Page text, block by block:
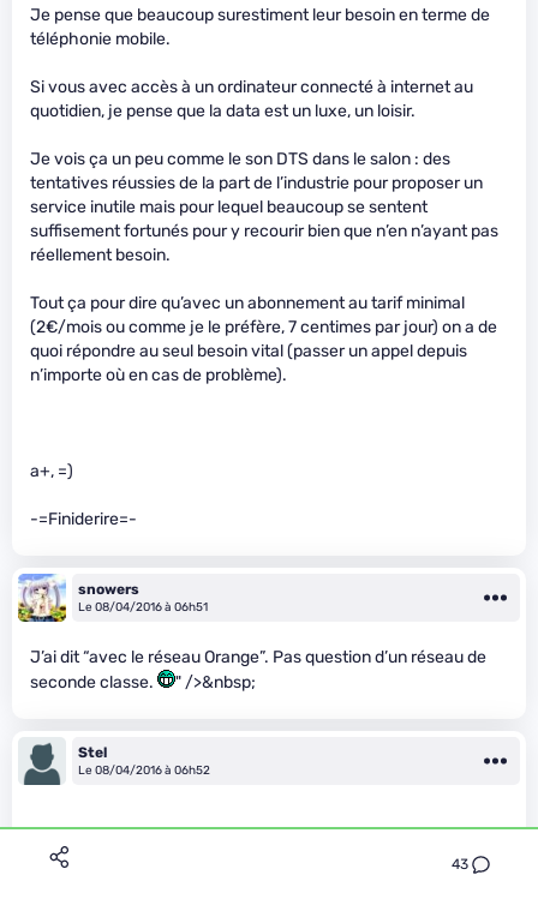
43
Je pense que beaucoup surestiment leur besoin en terme de
téléphonie mobile.
Si vous avec accès à un ordinateur connecté à internet au
quotidien, je pense que la data est un luxe, un loisir.
Je vois ça un peu comme le son DTS dans le salon : des
tentatives réussies de la part de l’industrie pour proposer un
service inutile mais pour lequel beaucoup se sentent
suffisement fortunés pour y recourir bien que n’en n’ayant pas
réellement besoin.
Tout ça pour dire qu’avec un abonnement au tarif minimal
(2€/mois ou comme je le préfère, 7 centimes par jour) on a de
quoi répondre au seul besoin vital (passer un appel depuis
n’importe où en cas de problème).
a+, =)
-=Finiderire=-
snowers
Le 08/04/2016 à 06h51
J’ai dit “avec le réseau Orange”. Pas question d’un réseau de
seconde classe.
" />&nbsp;
Stel
Le 08/04/2016 à 06h52